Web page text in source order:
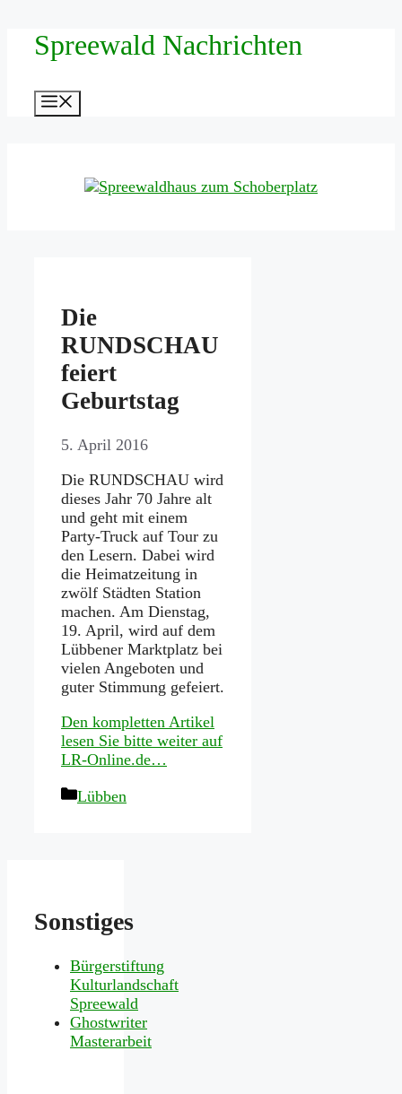
Zum
InhaltSpreewald Nachrichten
Die
RUNDSCHAU
feiert
Geburtstag
5. April 2016
Die RUNDSCHAU wird
dieses Jahr 70 Jahre alt
und geht mit einem
Party-Truck auf Tour zu
den Lesern. Dabei wird
die Heimatzeitung in
zwölf Städten Station
machen. Am Dienstag,
19. April, wird auf dem
Lübbener Marktplatz bei
vielen Angeboten und
guter Stimmung gefeiert.
Den kompletten Artikel
lesen Sie bitte weiter auf
LR-Online.de…
Kategorien
Lübben
Sonstiges
Bürgerstiftung
Kulturlandschaft
Spreewald
Ghostwriter
Masterarbeit